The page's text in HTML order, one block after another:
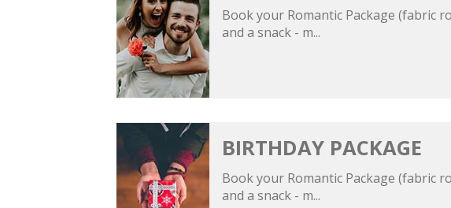
Book your Romantic Package (fabric
and a snack - m...
BIRTHDAY PACKAGE
Book your Romantic Package (fabric
and a snack - m...